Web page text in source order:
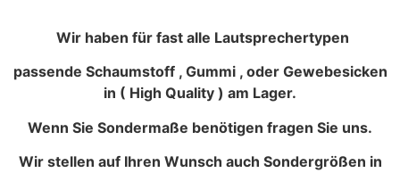
Wir haben für fast alle Lautsprechertypen
passende Schaumstoff , Gummi , oder Gewebesicken
in ( High Quality ) am Lager.
Wenn Sie Sondermaße benötigen fragen Sie uns.
Wir stellen auf Ihren Wunsch auch Sondergrößen in